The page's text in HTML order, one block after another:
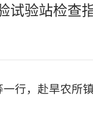
试验站检查
行，赴旱农所